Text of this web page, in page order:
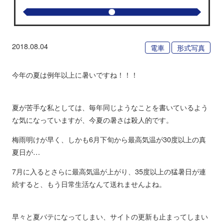
2018.08.04 電車 形式写真
今年の夏は例年以上に暑いですね！！！
夏が苦手な私としては、毎年同じようなことを書いているよう
な気になっていますが、今夏の暑さは殺人的です。
梅雨明けが早く、しかも6月下旬から最高気温が30度以上の真
夏日が…
7月に入るとさらに最高気温が上がり、35度以上の猛暑日が連
続すると、もう日常生活なんて送れませんよね。
早々と夏バテになってしまい、サイトの更新も止まってしまい